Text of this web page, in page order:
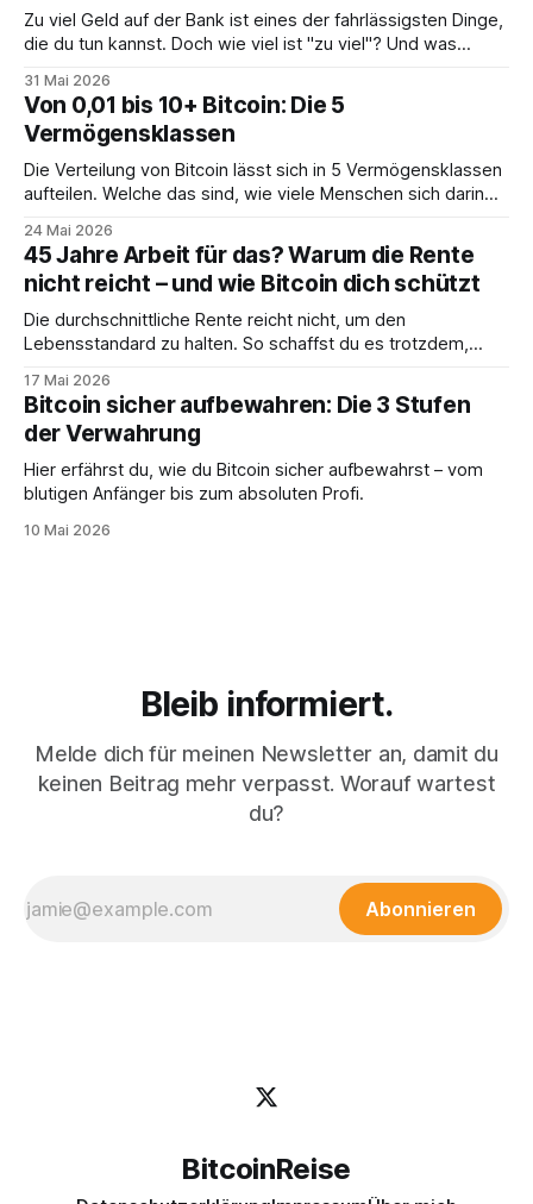
Zu viel Geld auf der Bank ist eines der fahrlässigsten Dinge,
die du tun kannst. Doch wie viel ist "zu viel"? Und was
31 Mai 2026
Von 0,01 bis 10+ Bitcoin: Die 5
Vermögensklassen
Die Verteilung von Bitcoin lässt sich in 5 Vermögensklassen
aufteilen. Welche das sind, wie viele Menschen sich darin
24 Mai 2026
45 Jahre Arbeit für das? Warum die Rente
nicht reicht – und wie Bitcoin dich schützt
Die durchschnittliche Rente reicht nicht, um den
Lebensstandard zu halten. So schaffst du es trotzdem,
17 Mai 2026
Bitcoin sicher aufbewahren: Die 3 Stufen
der Verwahrung
Hier erfährst du, wie du Bitcoin sicher aufbewahrst – vom
blutigen Anfänger bis zum absoluten Profi.
10 Mai 2026
Bleib informiert.
Melde dich für meinen Newsletter an, damit du
keinen Beitrag mehr verpasst. Worauf wartest
du?
Abonnieren
BitcoinReise